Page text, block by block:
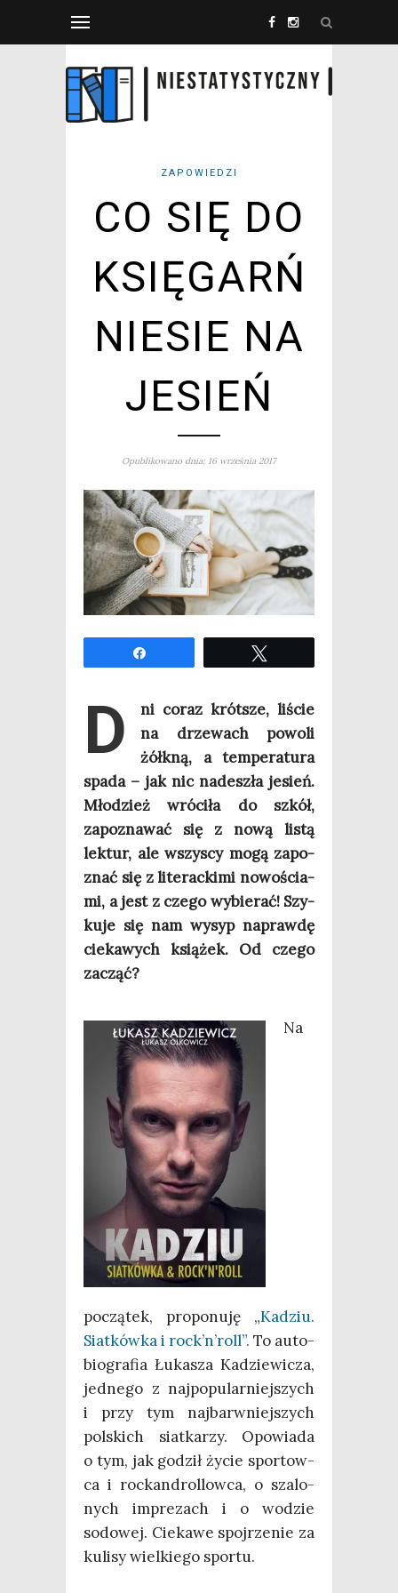
ZAPOWIEDZI
CO SIĘ DO
KSIĘGARŃ
NIESIE NA
JESIEŃ
Opublikowano dnia: 16 września 2017
D
ni coraz krót­sze, liście
na drze­wach powo­li
żółk­ną, a tem­pe­ra­tu­ra
spa­da – jak nic nade­szła jesień.
Mło­dzież wró­ci­ła do szkół,
zapo­zna­wać się z nową listą
lek­tur, ale wszy­scy mogą zapo­
znać się z lite­rac­ki­mi nowo­ścia­
mi, a jest z cze­go wybie­rać! Szy­
ku­je się nam wysyp napraw­dę
cie­ka­wych ksią­żek. Od cze­go
zacząć?
Na
począ­tek, pro­po­nu­ję „Kadziu.
Siat­ków­ka i rock’n’roll”. To auto­
bio­gra­fia Łuka­sza Kadzie­wi­cza,
jed­ne­go z naj­po­pu­lar­niej­szych
i przy tym naj­barw­niej­szych
pol­skich siat­ka­rzy. Opo­wia­da
o tym, jak godził życie spor­tow­
ca i roc­kan­drol­low­ca, o sza­lo­
nych impre­zach i o wodzie
sodo­wej. Cie­ka­we spoj­rze­nie za
kuli­sy wiel­kie­go sportu.